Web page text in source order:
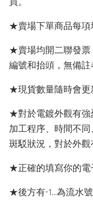
★賣場下單商品每項
★賣場均開二聯發票
編號和抬頭，無備註
★現貨數量隨時會更
★對於電鍍外觀有強
加工程序、時間不
斑駁狀況，對於外觀
★正確的填寫你的電
★後方有-1…為流水